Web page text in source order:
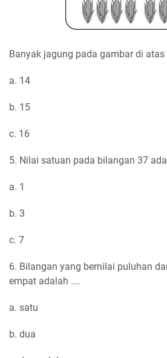
Banyak jagung pada gambar di atas
a. 14
b. 15
c. 16
5. Nilai satuan pada bilangan 37
a. 1
b. 3
c. 7
6. Bilangan yang bernilai puluhan
empat adalah ....
a. satu
b. dua